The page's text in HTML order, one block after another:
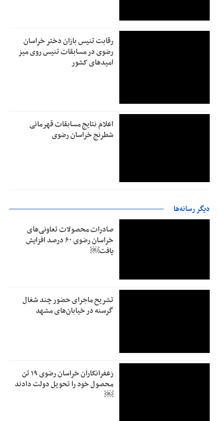
رقابت تنیس بازان دختر خراسان
رضوی در مسابقات تنیس روی میز
امیدهای کشور
اعلام نتایج مسابقات قهرمانی
شطرنج خراسان رضوی
دیگر رسانه‌ها
صادرات محصولات تعاونی‌های
خراسان رضوی ۶۰ درصد افزایش
یافت￼
تشریح ماجرای حضور چند شغال
گرسنه در خیابان‌های مشهد
زعفرانکاران خراسان رضوی ۱۹ تن
محصول خود را تحویل دولت دادند
￼